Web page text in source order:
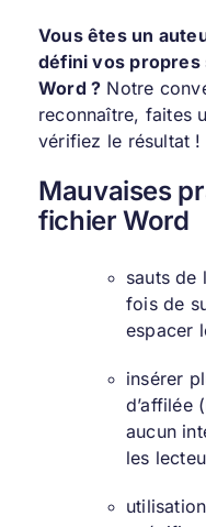
Vous êtes un
défini vos propres
Word ? Notre
reconnaître, faites
vérifiez le résultat !
Mauvaises
fichier Word
sauts de
fois de
espacer
insérer
d’affilée
aucun
les